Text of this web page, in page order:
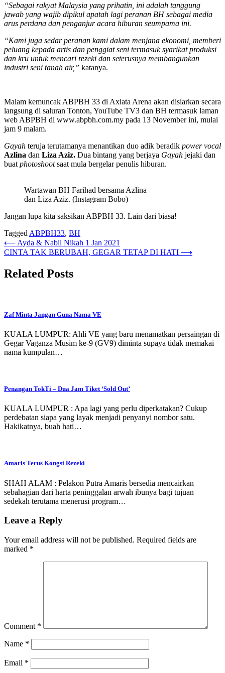
“Sebagai rakyat Malaysia yang prihatin, ini adalah tanggung
jawab yang wajib dipikul apatah lagi peranan BH sebagai media
arus perdana dan penganjur acara hiburan seumpama ini.
“Kami juga sedar peranan kami dalam menjana ekonomi, memberi
peluang kepada artis dan penggiat seni termasuk syarikat produksi
dan kru untuk mencari rezeki dan seterusnya membangunkan
industri seni tanah air,” katanya.
Malam kemuncak ABPBH 33 di Axiata Arena akan disiarkan secara
langsung di saluran Tonton, YouTube TV3 dan BH termasuk laman
web ABPBH di www.abpbh.com.my pada 13 November ini, mulai
jam 9 malam.
Gayah teruja terutamanya menantikan duo adik beradik power vocal
Azlina dan Liza Aziz. Dua bintang yang berjaya Gayah jejaki dan
buat photoshootsaat mula bergelar penulis hiburan.
Wartawan BH Farihad bersama Azlina
dan Liza Aziz. (Instagram Bobo)
Jangan lupa kita saksikan ABPBH 33. Lain dari biasa!
Tagged ABPBH33, BH
Post
navigation
⟵ Ayda & Nabil Nikah 1 Jan 2021
CINTA TAK BERUBAH, GEGAR TETAP DI HATI ⟶
Related Posts
Zaf Minta Jangan Guna Nama VE
KUALA LUMPUR: Ahli VE yang baru menamatkan persaingan di
Gegar Vaganza Musim ke-9 (GV9) diminta supaya tidak memakai
nama kumpulan…
Penangan TokTi – Dua Jam Tiket ‘Sold Out’
KUALA LUMPUR : Apa lagi yang perlu diperkatakan? Cukup
perdebatan siapa yang layak menjadi penyanyi nombor satu.
Hakikatnya, buah hati…
Amaris Terus Kongsi Rezeki
SHAH ALAM : Pelakon Putra Amaris bersedia mencairkan
sebahagian dari harta peninggalan arwah ibunya bagi tujuan
sedekah terutama menerusi program…
Leave a Reply
Your email address will not be published. Required fields are
marked *
Comment *
Name *
Email *